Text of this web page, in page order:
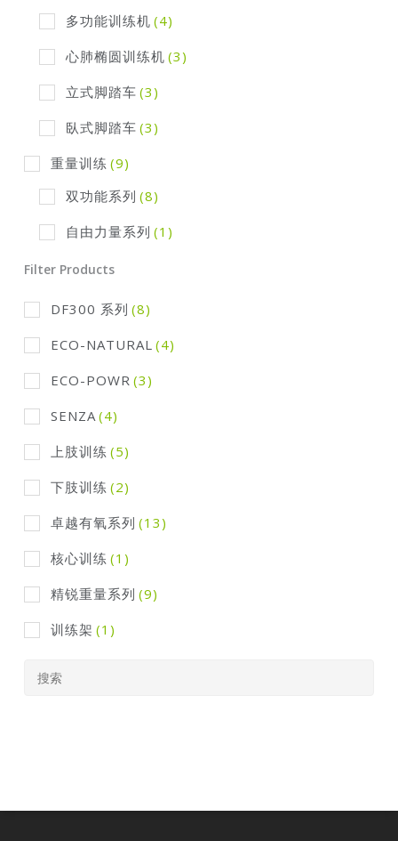
多功能训练机 (4)
心肺椭圆训练机 (3)
立式脚踏车 (3)
臥式脚踏车 (3)
重量训练 (9)
双功能系列 (8)
自由力量系列 (1)
Filter Products
DF300 系列 (8)
ECO-NATURAL (4)
ECO-POWR (3)
SENZA (4)
上肢训练 (5)
下肢训练 (2)
卓越有氧系列 (13)
核心训练 (1)
精锐重量系列 (9)
训练架 (1)